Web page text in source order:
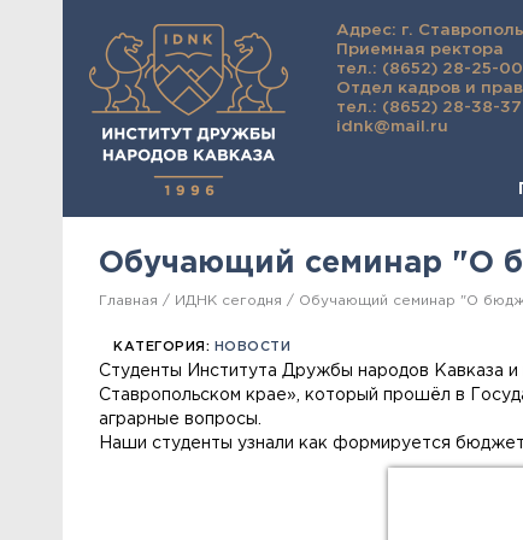
Адрес: г.
Приемная ректора
тел.: (8652) 28-25-00
Отдел кадров и
тел.: (8652) 28-38-37
idnk@mail.ru
Обучающий семинар "О
Главная ИДНК сегодня Обучающий семинар "О
КАТЕГОРИЯ: НОВОСТИ
Студенты Института Дружбы народов Кавказа
Ставропольском крае», который прошёл в
аграрные вопросы.
Наши студенты узнали как формируется